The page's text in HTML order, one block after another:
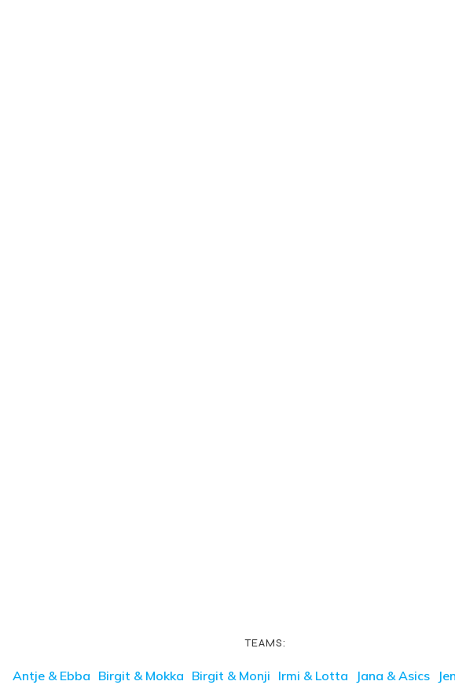
TEAMS:
Antje & Ebba Birgit & Mokka Birgit & Monji Irmi & Lotta Jana & Asics